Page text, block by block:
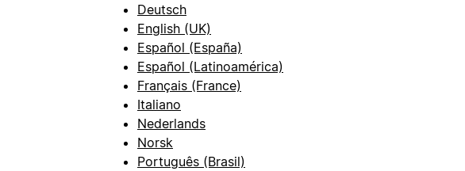
Deutsch
English (UK)
Español (España)
Español (Latinoamérica)
Français (France)
Italiano
Nederlands
Norsk
Português (Brasil)